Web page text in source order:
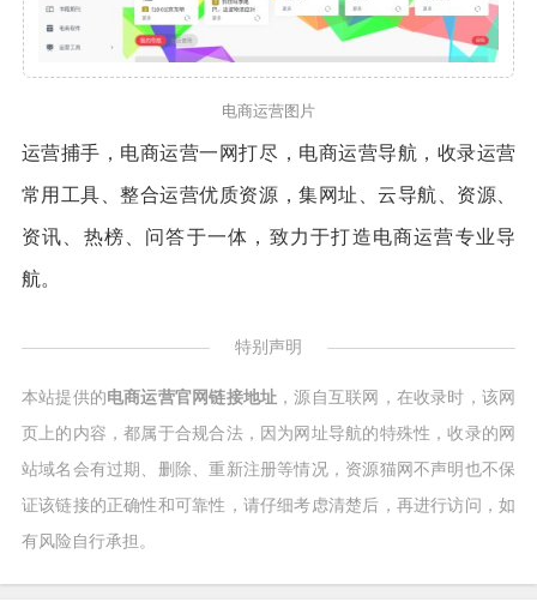
电商运营图片
运营捕手，电商运营一网打尽，电商运营导航，收录运营
常用工具、整合运营优质资源，集网址、云导航、资源、
资讯、热榜、问答于一体，致力于打造电商运营专业导
航。
特别声明
本站提供的电商运营官网链接地址 ，源自互联网，在收录时，该网
页上的内容，都属于合规合法，因为网址导航的特殊性，收录的网
站域名会有过期、删除、重新注册等情况，资源猫网不声明也不保
证该链接的正确性和可靠性，请仔细考虑清楚后，再进行访问，如
有风险自行承担。